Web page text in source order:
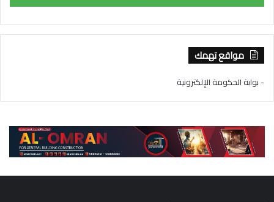
مواقع تهمك
- بوابة الحكومة الإلكترونية